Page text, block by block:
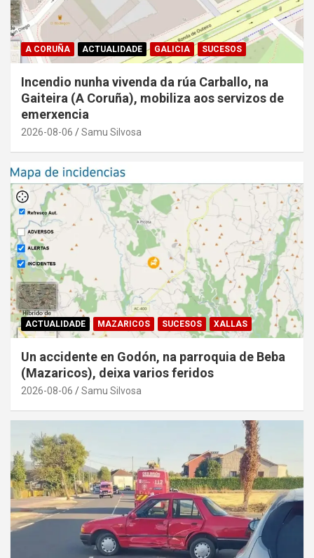
A CORUÑA ACTUALIDADE GALICIA SUCESOS
Incendio nunha vivenda da rúa Carballo, na
Gaiteira (A Coruña), mobiliza aos servizos de
emerxencia
2026-08-06 Samu Silvosa
ACTUALIDADE MAZARICOS SUCESOS XALLAS
Un accidente en Godón, na parroquia de Beba
(Mazaricos), deixa varios feridos
2026-08-06 Samu Silvosa